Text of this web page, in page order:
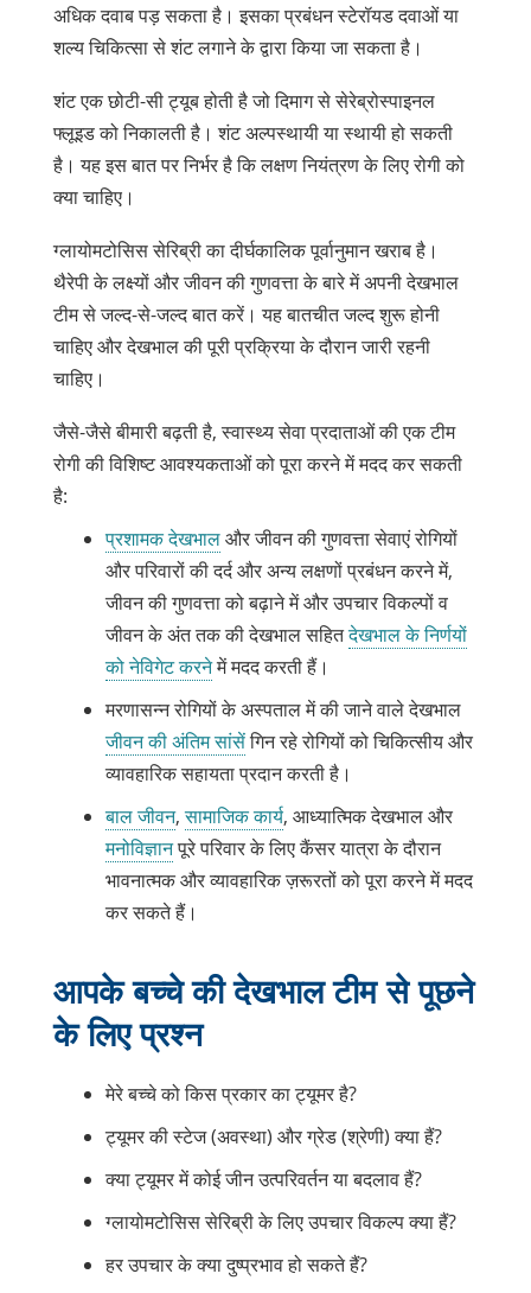
अधिक दवाब पड़ सकता है। इसका प्रबंधन स्टेरॉयड दवाओं या
शल्य चिकित्सा से शंट लगाने के द्वारा किया जा सकता है।
शंट एक छोटी-सी ट्यूब होती है जो दिमाग सेसेरेब्रोस्पाइनल
फ्लूइडको निकालती है। शंट अल्पस्थायी या स्थायी हो सकती
है। यह इस बात पर निर्भर है कि लक्षण नियंत्रण के लिए रोगी को
क्या चाहिए।
ग्लायोमटोसिस सेरिब्री का दीर्घकालिक पूर्वानुमान खराब है।
थैरेपी के लक्ष्यों और जीवन की गुणवत्ता के बारे में अपनी देखभाल
टीम से जल्द-से-जल्द बात करें। यह बातचीत जल्द शुरू होनी
चाहिए और देखभाल की पूरी प्रक्रिया के दौरान जारी रहनी
चाहिए।
जैसे-जैसे बीमारी बढ़ती है, स्वास्थ्य सेवा प्रदाताओं की एक टीम
रोगी की विशिष्ट आवश्यकताओं को पूरा करने में मदद कर सकती
है:
प्रशामक देखभालऔर जीवन की गुणवत्ता सेवाएं रोगियों
और परिवारों की दर्द और अन्य लक्षणों प्रबंधन करने में,
जीवन की गुणवत्ता को बढ़ाने में और उपचार विकल्पों व
जीवन के अंत तक की देखभाल सहितदेखभाल के निर्णयों
को नेविगेट करनेमें मदद करती हैं।
मरणासन्न रोगियों के अस्पताल में की जाने वाले देखभाल
जीवन की अंतिम सांसेंगिन रहे रोगियों को चिकित्सीय और
व्यावहारिक सहायता प्रदान करती है।
बाल जीवन,सामाजिक कार्य, आध्यात्मिक देखभाल और
मनोविज्ञानपूरे परिवार के लिए कैंसर यात्रा के दौरान
भावनात्मक और व्यावहारिक ज़रूरतों को पूरा करने में मदद
कर सकते हैं।
आपके बच्चे की देखभाल टीम से पूछने
के लिए प्रश्न
मेरे बच्चे को किस प्रकार का ट्यूमर है?
ट्यूमर की स्टेज (अवस्था) और ग्रेड (श्रेणी) क्या हैं?
क्या ट्यूमर में कोई जीन उत्परिवर्तन या बदलाव हैं?
ग्लायोमटोसिस सेरिब्री के लिए उपचार विकल्प क्या हैं?
हर उपचार के क्या दुष्प्रभाव हो सकते हैं?